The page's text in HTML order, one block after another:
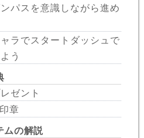
ンパスを意識しながら進め
ラでスタートダッシュで
う
ゼント
章
ムの解説